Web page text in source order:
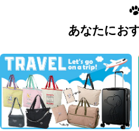
あなたにお